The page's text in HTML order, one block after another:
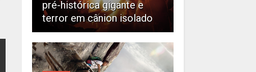
pré-histórica gigante e
terror em cânion isolado